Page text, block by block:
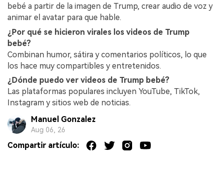
bebé a partir de la imagen de Trump, crear audio de voz y
animar el avatar para que hable.
¿Por qué se hicieron virales los videos de Trump
bebé?
Combinan humor, sátira y comentarios políticos, lo que
los hace muy compartibles y entretenidos.
¿Dónde puedo ver videos de Trump bebé?
Las plataformas populares incluyen YouTube, TikTok,
Instagram y sitios web de noticias.
Manuel Gonzalez
Aug 06, 26
Compartir artículo: